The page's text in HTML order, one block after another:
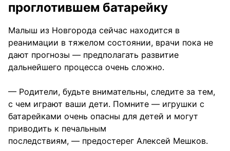
проглотившем батарейку
Малыш из Новгорода сейчас находится в
реанимации в тяжелом состоянии, врачи пока не
дают прогнозы — предполагать развитие
дальнейшего процесса очень сложно.
— Родители, будьте внимательны, следите за тем,
с чем играют ваши дети. Помните — игрушки с
батарейками очень опасны для детей и могут
приводить к печальным
последствиям, — предостерег Алексей Мешков.